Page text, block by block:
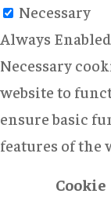
Necessary
Always Enabled
Necessary
website to
ensure basic
features of the
Cookie